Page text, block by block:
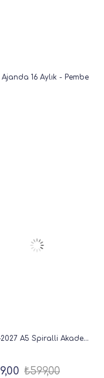
16 Aylık - Pembe
2026-2027 A5 Spiralli Akademik Haftalık Ajanda 16 Aylık - Karo
₺599,00